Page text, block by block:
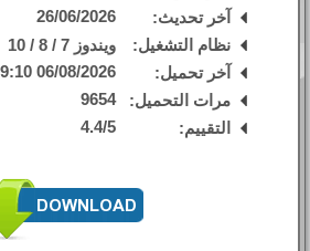
آخر تحديث:
26/06/2026
نظام التشغيل:
ويندوز 7 / 8 / 10
آخر تحميل:
06/08/2026 09:10 AM
مرات التحميل:
9654
التقييم:
4.4/5